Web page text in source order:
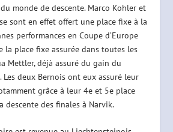
du monde de descente. Marco Kohler et
sont en effet offert une place fixe à la
performances en Coupe d’Europe
la place fixe assurée dans toutes les
Mettler, déjà assuré du gain du
Les deux Bernois ont eux assuré leur
grâce à leur 4e et 5e place
descente des finales à Narvik.